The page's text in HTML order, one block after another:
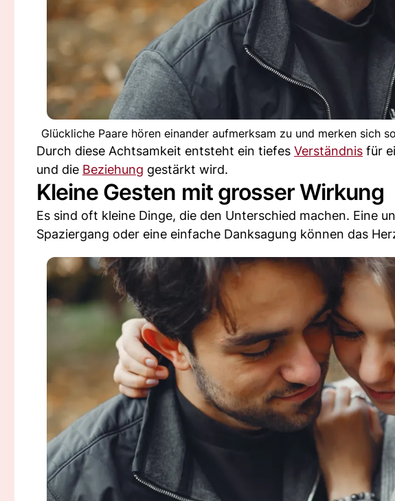
Glückliche Paare hören einander aufmerksam zu und merken sich
Durch diese Achtsamkeit entsteht ein tiefes Verständnis für
und die Beziehung gestärkt wird.
Kleine Gesten mit grosser Wirkung
Es sind oft kleine Dinge, die den Unterschied machen. Eine
Spaziergang oder eine einfache Danksagung können das